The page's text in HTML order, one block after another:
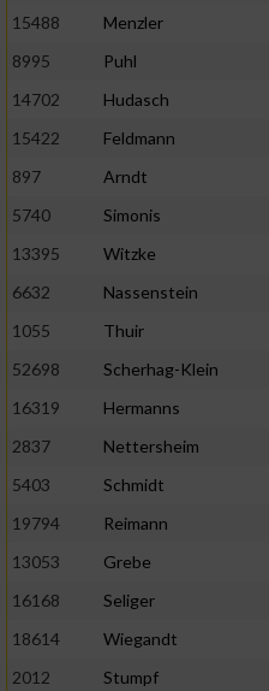
15488
Menzler
8995
Puhl
14702
Hudasch
15422
Feldmann
897
Arndt
5740
Simonis
13395
Witzke
6632
Nassenstein
1055
Thuir
52698
Scherhag-Klein
16319
Hermanns
2837
Nettersheim
5403
Schmidt
19794
Reimann
13053
Grebe
16168
Seliger
18614
Wiegandt
2012
Stumpf